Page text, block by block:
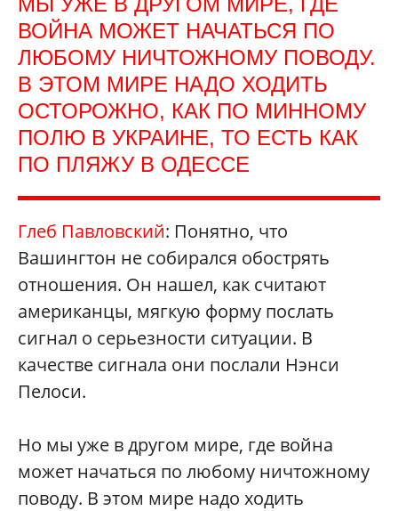
ВОЙНА МОЖЕТ НАЧАТЬСЯ ПО
ЛЮБОМУ НИЧТОЖНОМУ ПОВОДУ.
В ЭТОМ МИРЕ НАДО ХОДИТЬ
ОСТОРОЖНО, КАК ПО МИННОМУ
ПОЛЮ В УКРАИНЕ, ТО ЕСТЬ КАК
ПО ПЛЯЖУ В ОДЕССЕ
Глеб Павловский: Понятно, что
Вашингтон не собирался обострять
отношения. Он нашел, как считают
американцы, мягкую форму послать
сигнал о серьезности ситуации. В
качестве сигнала они послали Нэнси
Пелоси.
Но мы уже в другом мире, где война
может начаться по любому ничтожному
поводу. В этом мире надо ходить